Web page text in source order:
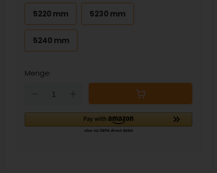
5220 mm 5230 mm
5240 mm
Menge:
Down